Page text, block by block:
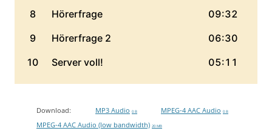
Download: MP3 Audio 0 B MPEG-4 AAC Audio 0 B
MPEG-4 AAC Audio (low bandwidth) 20 MB